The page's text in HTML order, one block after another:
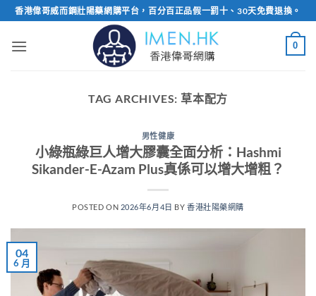
Skip
to
content
香港偉哥威而鋼壯陽藥網購平台，百分百正品假一罰十、30天免費退換。
0
TAG ARCHIVES: 草本配方
男性健康
小綠瓶綠巨人增大膠囊全面分析：Hashmi
Sikander-E-Azam Plus真係可以增大增粗？
POSTED ON 2026年6月4日 BY 香港壯陽藥網購
04
6 月